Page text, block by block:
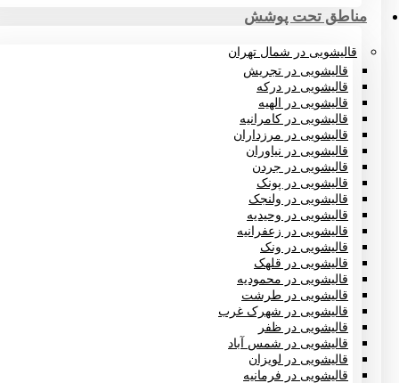
مناطق تحت پوشش
قالیشویی در شمال تهران
قالیشویی در تجریش
قالیشویی در درکه
قالیشویی در الهیه
قالیشویی در کامرانیه
قالیشویی در مرزداران
قالیشویی در نیاوران
قالیشویی در جردن
قالیشویی در پونک
قالیشویی در ولنجک
قالیشویی در وحیدیه
قالیشویی در زعفرانیه
قالیشویی در ونک
قالیشویی در قلهک
قالیشویی در محمودیه
قالیشویی در طرشت
قالیشویی در شهرک غرب
قالیشویی در ظفر
قالیشویی در شمس آباد
قالیشویی در لویزان
قالیشویی در فرمانیه